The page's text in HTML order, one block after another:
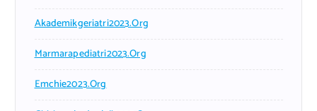
Akademikgeriatri2023.org
Marmarapediatri2023.org
Emchie2023.org